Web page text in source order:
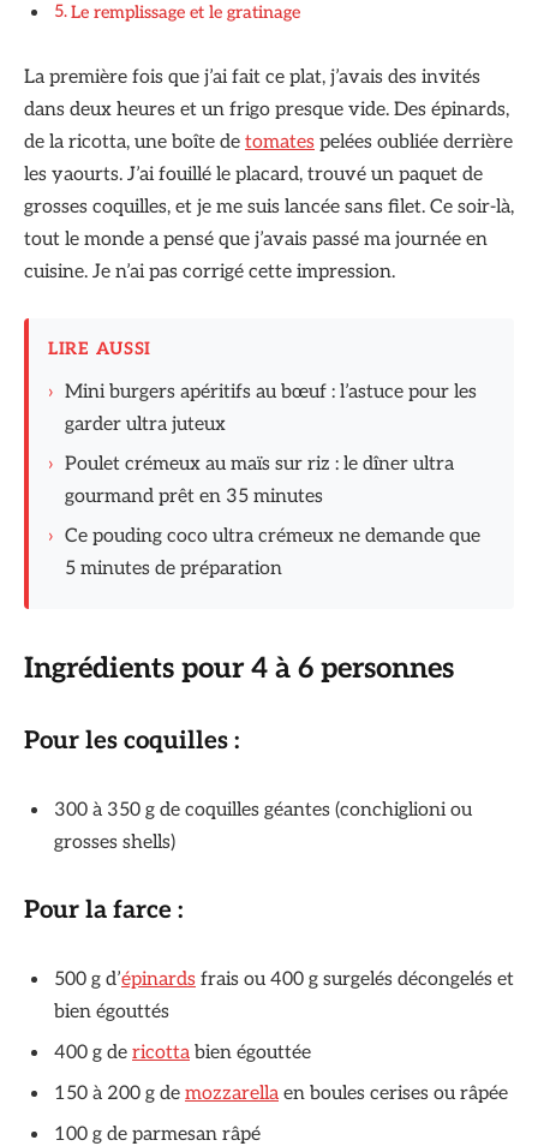
Le remplissage et le gratinage
La première fois que j’ai fait ce plat, j’avais des invités
dans deux heures et un frigo presque vide. Des épinards,
de la ricotta, une boîte de tomates pelées oubliée derrière
les yaourts. J’ai fouillé le placard, trouvé un paquet de
grosses coquilles, et je me suis lancée sans filet. Ce soir-là,
tout le monde a pensé que j’avais passé ma journée en
cuisine. Je n’ai pas corrigé cette impression.
LIRE AUSSI
› Mini burgers apéritifs au bœuf : l’astuce pour les
garder ultra juteux
› Poulet crémeux au maïs sur riz : le dîner ultra
gourmand prêt en 35 minutes
› Ce pouding coco ultra crémeux ne demande que
5 minutes de préparation
Ingrédients pour 4 à 6 personnes
Pour les coquilles :
300 à 350 g de coquilles géantes (conchiglioni ou
grosses shells)
Pour la farce :
500 g d’épinards frais ou 400 g surgelés décongelés et
bien égouttés
400 g de ricotta bien égouttée
150 à 200 g de mozzarella en boules cerises ou râpée
100 g de parmesan râpé